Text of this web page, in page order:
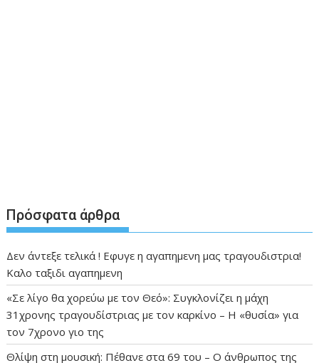
Πρόσφατα άρθρα
Δεν άντεξε τελικά ! Εφυγε η αγαπημενη μας τραγουδιστρια!
Καλο ταξιδι αγαπημενη
«Σε λίγο θα χορεύω με τον Θεό»: Συγκλονίζει η μάχη
31χρονης τραγουδίστριας με τον καρκίνο – Η «θυσία» για
τον 7χρονο γιο της
Θλίψη στη μουσική: Πέθανε στα 69 του – Ο άνθρωπος της